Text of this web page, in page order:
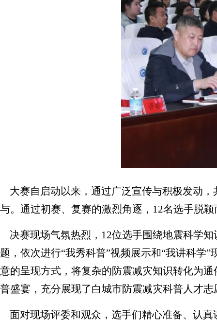
大赛自启动以来，通过广泛宣传与积极发动
与。通过初赛、复赛的激烈角逐， 12名选手脱
决赛现场气氛热烈， 12位选手围绕地震科学
题，依次进行“我秀科普”视频展示和“我讲科学
意的呈现方式，将复杂的防震减灾知识转化为
普盛宴，充分展现了白城市防震减灾科普人才
面对现场评委和观众，选手们精心准备、认